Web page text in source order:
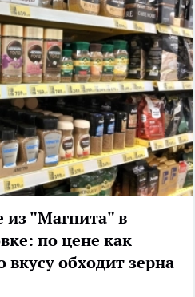
из "Магнита" в
по цене как
обходит зерна